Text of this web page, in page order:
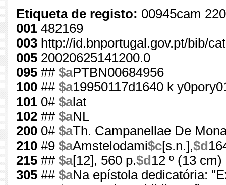
Etiqueta de registo: 00945cam
001 482169
003 http://id.bnportugal.gov.pt/bib/
005 20020625141200.0
095 ## $aPTBN00684956
100 ## $a19950117d1640 k
101 0# $alat
102 ## $aNL
200 0# $aTh. Campanellae De
210 #9 $aAmstelodami$c[s.n.],$d
215 ## $a[12], 560 p.$d 12 º (13 cm)
305 ## $aNa epístola dedicatória: